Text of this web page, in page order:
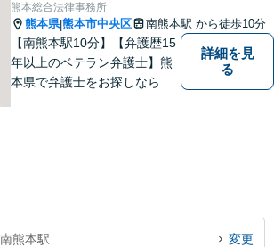
熊本総合法律事務所
熊本県|熊本市中央区 南熊本駅 から徒歩10分
【南熊本駅10分】【弁護歴15
年以上のベテラン弁護士】熊
本県で弁護士をお探しなら、
ます。
詳細を見
る
熊本駅 変更